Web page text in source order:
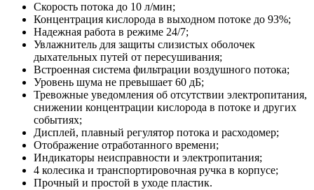
Скорость потока до 10 л/мин;
Концентрация кислорода в выходном потоке до 93%;
Надежная работа в режиме 24/7;
Увлажнитель для защиты слизистых оболочек
дыхательных путей от пересушивания;
Встроенная система фильтрации воздушного потока;
Уровень шума не превышает 60 дБ;
Тревожные уведомления об отсутствии электропитания,
снижении концентрации кислорода в потоке и других
событиях;
Дисплей, плавный регулятор потока и расходомер;
Отображение отработанного времени;
Индикаторы неисправности и электропитания;
4 колесика и транспортировочная ручка в корпусе;
Прочный и простой в уходе пластик.